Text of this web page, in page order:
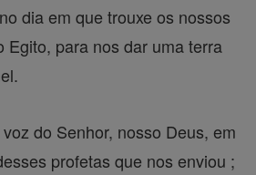
dia em que trouxe os nossos
Egito, para nos dar uma terra
do Senhor, nosso Deus, em
profetas que nos enviou ;